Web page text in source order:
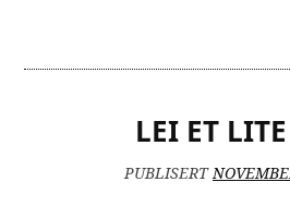
LEI ET
PUBLISERT